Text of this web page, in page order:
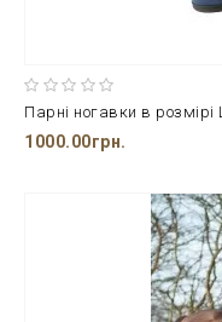
Парні ногавки в розмірі L
1000.00грн.